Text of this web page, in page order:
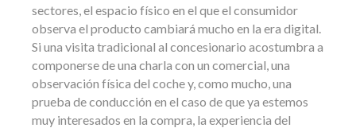
sectores, el espacio físico en el que el consumidor
observa el producto cambiará mucho en la era digital.
Si una visita tradicional al concesionario acostumbra a
componerse de una charla con un comercial, una
observación física del coche y, como mucho, una
prueba de conducción en el caso de que ya estemos
muy interesados en la compra, la experiencia del